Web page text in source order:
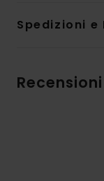
Spedizioni e